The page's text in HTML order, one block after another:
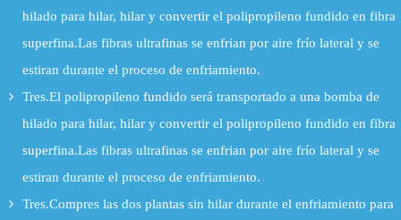
hilado para hilar, hilar y convertir el polipropileno fundido en fibra
superfina.Las fibras ultrafinas se enfrian por aire frío lateral y se
estiran durante el proceso de enfriamiento.
Tres.El polipropileno fundido será transportado a una bomba de
hilado para hilar, hilar y convertir el polipropileno fundido en fibra
superfina.Las fibras ultrafinas se enfrian por aire frío lateral y se
estiran durante el proceso de enfriamiento.
Tres.Compres las dos plantas sin hilar durante el enfriamiento para